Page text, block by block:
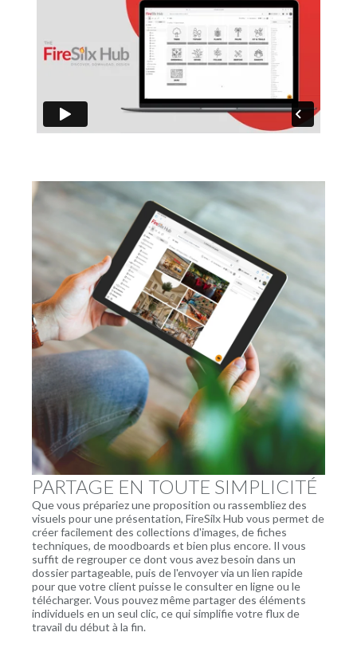
PARTAGE EN TOUTE SIMPLICITÉ
Que vous prépariez une proposition ou rassembliez des
visuels pour une présentation, FireSilx Hub vous permet de
créer facilement des collections d'images, de fiches
techniques, de moodboards et bien plus encore. Il vous
suffit de regrouper ce dont vous avez besoin dans un
dossier partageable, puis de l'envoyer via un lien rapide
pour que votre client puisse le consulter en ligne ou le
télécharger. Vous pouvez même partager des éléments
individuels en un seul clic, ce qui simplifie votre flux de
travail du début à la fin.